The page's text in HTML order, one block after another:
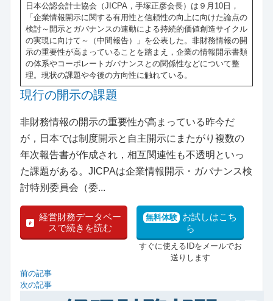
日本公認会計士協会（JICPA，手塚正彦会長）は９月10日，
「企業情報開示に関する有用性と信頼性の向上に向けた論点の
検討～開示とガバナンスの連動による持続的価値創造サイクル
の実現に向けて～（中間報告）」を公表した。非財務情報の開
示の重要性が高まっていることを踏まえ，企業の情報開示書類
の体系やコーポレートガバナンスとの関係性などについて整
理。現状の課題や今後の方向性に触れている。
現行の開示の課題
非財務情報の開示の重要性が高まっている昨今だ
が，日本では制度開示と自主開示にまたがり複数の
年次報告書が作成され，相互関連性も不透明といっ
た課題がある。JICPAは企業情報開示・ガバナンス検
討特別委員会（委...
経営財務データベー
スで続きを読む
無料体験 お試しはこち
ら
すぐに使えるIDをメールでお
送りします
前の記事
次の記事